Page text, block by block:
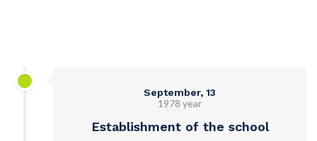
September, 13
1978 year
Establishment of the school